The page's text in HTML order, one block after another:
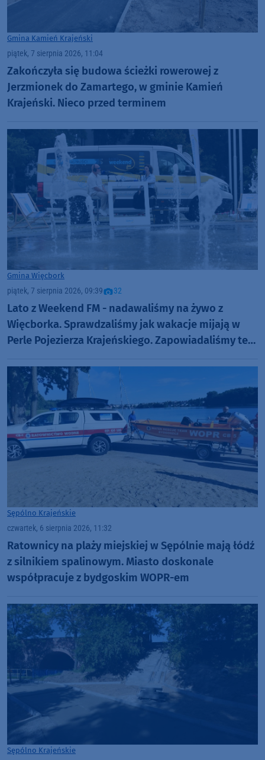
Gmina Kamień Krajeński
piątek, 7 sierpnia 2026, 11:04
Zakończyła się budowa ścieżki rowerowej z
Jerzmionek do Zamartego, w gminie Kamień
Krajeński. Nieco przed terminem
Gmina Więcbork
piątek, 7 sierpnia 2026, 09:39 32
Lato z Weekend FM - nadawaliśmy na żywo z
Więcborka. Sprawdzaliśmy jak wakacje mijają w
Perle Pojezierza Krajeńskiego. Zapowiadaliśmy też
Sępólno Krajeńskie
czwartek, 6 sierpnia 2026, 11:32
Ratownicy na plaży miejskiej w Sępólnie mają łódź
z silnikiem spalinowym. Miasto doskonale
współpracuje z bydgoskim WOPR-em
Sępólno Krajeńskie